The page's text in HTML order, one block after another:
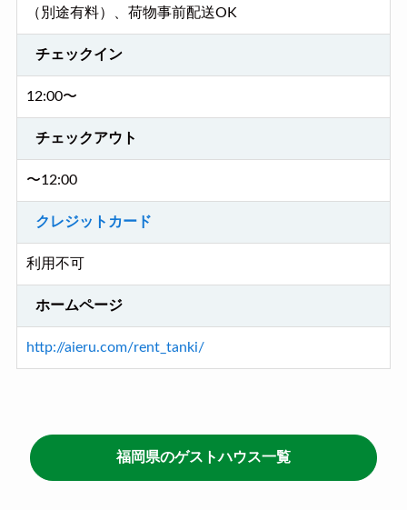
（別途有料）、荷物事前配送OK
チェックイン
12:00〜
チェックアウト
〜12:00
クレジットカード
利用不可
ホームページ
http://aieru.com/rent_tanki/
福岡県のゲストハウス一覧